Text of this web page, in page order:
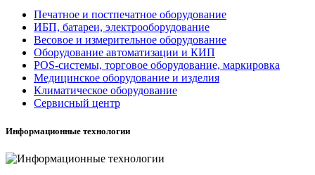
Печатное и постпечатное оборудование
ИБП, батареи, электрооборудование
Весовое и измерительное оборудование
Оборудование автоматизации и КИП
POS-системы, торговое оборудование, маркировка
Медицинское оборудование и изделия
Климатическое оборудование
Сервисный центр
Информационные технологии